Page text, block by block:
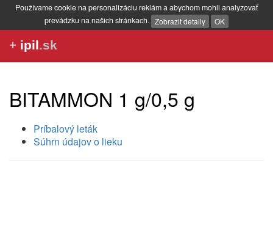
Používame cookie na personalizáciu reklám a abychom mohli analyzovať
prevádzku na našich stránkach. Zobrazit detaily OK
+ ipil.sk
BITAMMON 1 g/0,5 g
Príbalový leták
Súhrn údajov o lieku